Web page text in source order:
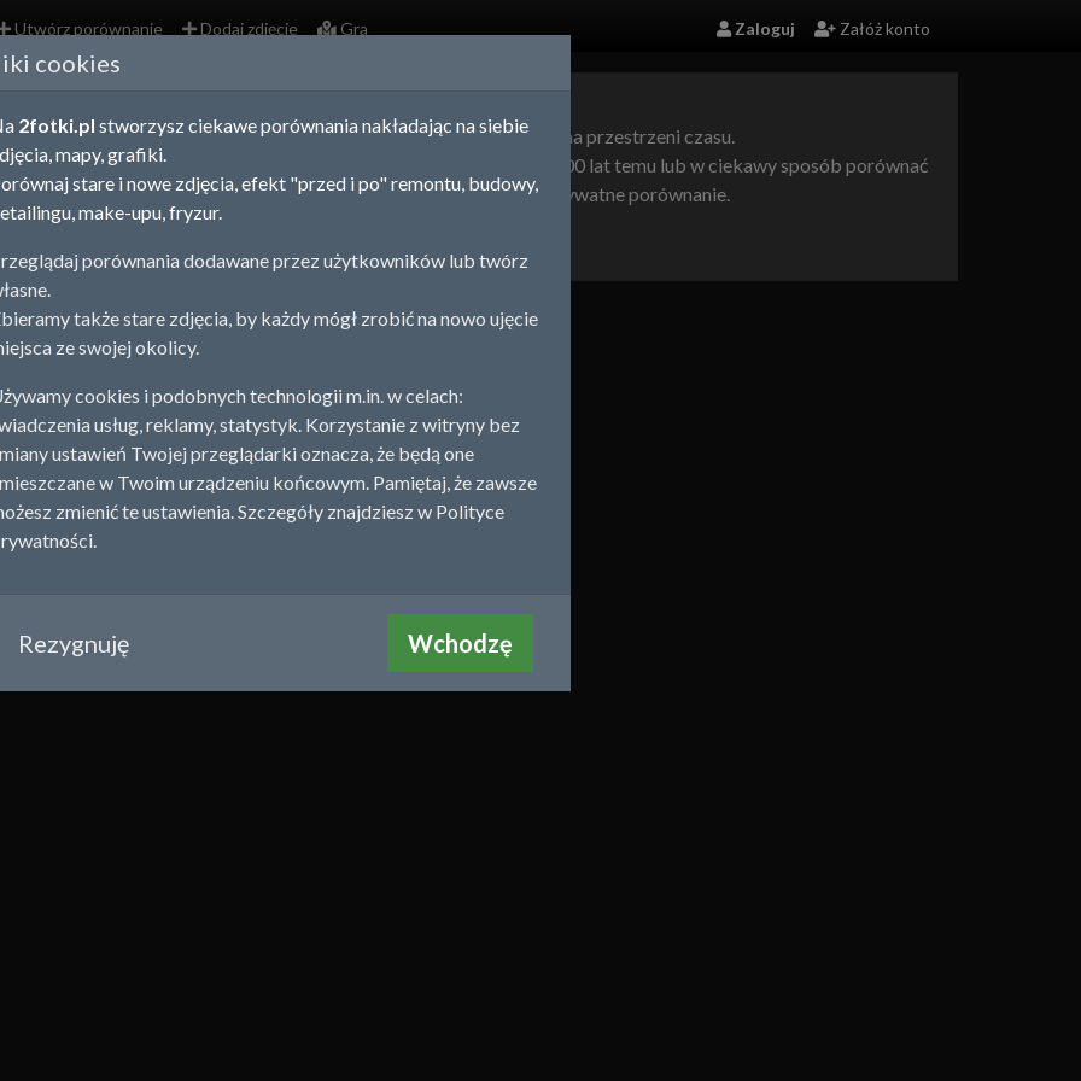
Utwórz porównanie Dodaj zdjęcie Gra Zaloguj Załóż konto
- porównania zdjęć
zdjęć, map i fotografii lotniczych obrazują zmiany zachodzące na przestrzeni czasu.
na spacerze uchwycić ujęcie z tej samej perspektywy, co fotograf 100 lat temu lub w ciekawy sposób porównać
remontu, detailingu, a nawet pracy nad sylwetką tworząc prywatne porównanie.
Porównania Zdjęcia
cookies
2fotki.pl stworzysz ciekawe porównania nakładając na siebie
mapy, grafiki.
stare i nowe zdjęcia, efekt "przed i po" remontu, budowy,
make-upu, fryzur.
porównania dodawane przez użytkowników lub twórz
także stare zdjęcia, by każdy mógł zrobić na nowo ujęcie
ze swojej okolicy.
cookies i podobnych technologii m.in. w celach:
usług, reklamy, statystyk. Korzystanie z witryny bez
ustawień Twojej przeglądarki oznacza, że będą one
w Twoim urządzeniu końcowym. Pamiętaj, że zawsze
zmienić te ustawienia. Szczegóły znajdziesz w Polityce
Rezygnuję Wchodzę